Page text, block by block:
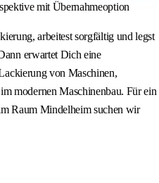
mit Übernahmeoption
arbeitest sorgfältig und legst
erwartet Dich eine
von Maschinen,
modernen Maschinenbau. Für ein
Raum Mindelheim suchen wir